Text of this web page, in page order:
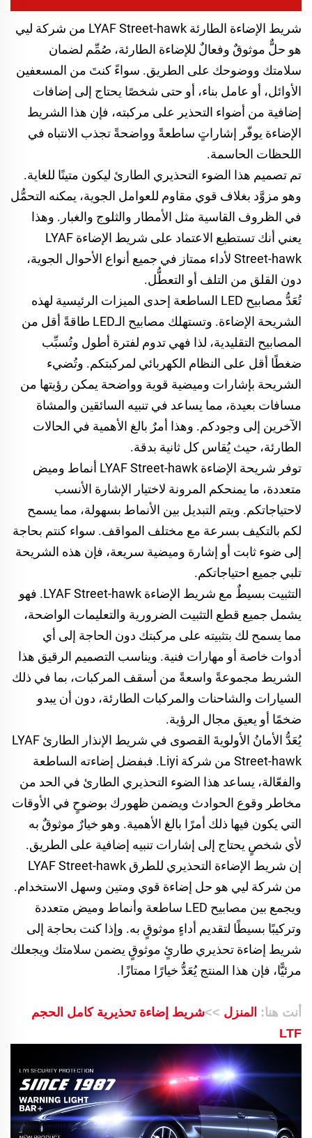
شريط الإضاءة الطارئة LYAF Street-hawk من شركة ليي
هو حلٌّ موثوقٌ وفعالٌ للإضاءة الطارئة، صُمِّم لضمان
سلامتك ووضوحك على الطريق. سواءً كنتَ من المسعفين
الأوائل، أو عامل بناء، أو حتى شخصًا يحتاج إلى إضافات
إضافية من أضواء التحذير على مركبته، فإن هذا الشريط
الإضاءة يوفّر إشاراتٍ ساطعةً وواضحةً تجذب الانتباه في
اللحظات الحاسمة.
تم تصميم هذا الضوء التحذيري الطارئ ليكون متينًا للغاية.
وهو مزوَّد بغلاف قوي مقاوم للعوامل الجوية، يمكنه التحمُّل
في الظروف القاسية مثل الأمطار والثلوج والغبار. وهذا
يعني أنك تستطيع الاعتماد على شريط الإضاءة LYAF
Street-hawk لأداء ممتاز في جميع أنواع الأحوال الجوية،
دون القلق من التلف أو التعطُّل.
تُعَدُّ مصابيح LED الساطعة إحدى الميزات الرئيسية لهذه
الشريحة الإضاءة. وتستهلك مصابيح الـLED طاقةً أقل من
المصابيح التقليدية، لذا فهي تدوم لفترة أطول وتُسبِّب
ضغطًا أقل على النظام الكهربائي لمركبتكم. وتُضيء
الشريحة بإشارات وميضية قوية وواضحة يمكن رؤيتها من
مسافات بعيدة، مما يساعد في تنبيه السائقين والمشاة
الآخرين إلى وجودكم. وهذا أمرٌ بالغ الأهمية في الحالات
الطارئة، حيث يُقاس كل ثانية بدقة.
توفر شريحة الإضاءة LYAF Street-hawk أنماط وميض
متعددة، ما يمنحكم المرونة لاختيار الإشارة الأنسب
لاحتياجاتكم. ويتم التبديل بين الأنماط بسهولة، مما يسمح
لكم بالتكيف بسرعة مع مختلف المواقف. سواء كنتم بحاجة
إلى ضوء ثابت أو إشارة وميضية سريعة، فإن هذه الشريحة
تلبي جميع احتياجاتكم.
التثبيت بسيطٌ مع شريط الإضاءة LYAF Street-hawk. فهو
يشمل جميع قطع التثبيت الضرورية والتعليمات الواضحة،
مما يسمح لك بتثبيته على مركبتك دون الحاجة إلى أي
أدوات خاصة أو مهارات فنية. ويناسب التصميم الرقيق هذا
الشريط مجموعةً واسعةً من أسقف المركبات، بما في ذلك
السيارات والشاحنات والمركبات الطارئة، دون أن يبدو
ضخمًا أو يعيق مجال الرؤية.
يُعَدُّ الأمانُ الأولويةَ القصوى في شريط الإنذار الطارئ LYAF
Street-hawk من شركة Liyi. فبفضل إضاءته الساطعة
والفعّالة، يساعد هذا الضوء التحذيري الطارئ في الحد من
مخاطر وقوع الحوادث ويضمن ظهورك بوضوحٍ في الأوقات
التي يكون فيها ذلك أمرًا بالغ الأهمية. وهو خيارٌ موثوقٌ به
لأي شخصٍ يحتاج إلى إشارات تنبيه إضافية على الطريق.
إن شريط الإضاءة التحذيري للطرق LYAF Street-hawk
من شركة ليي هو حل إضاءة قوي ومتين وسهل الاستخدام.
ويجمع بين مصابيح LED ساطعة وأنماط وميض متعددة
وتركيبًا بسيطًا لتقديم أداءٍ موثوقٍ به. وإذا كنت بحاجة إلى
شريط إضاءة تحذيري طارئٍ موثوقٍ يضمن سلامتك ويجعلك
مرئيًّا، فإن هذا المنتج يُعَدُّ خيارًا ممتازًا.
أنت هنا: المنزل >>شريط إضاءة تحذيرية كامل الحجم
LTF